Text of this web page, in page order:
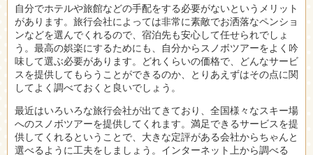
自分でホテルや旅館などの手配をする必要がないというメリット
があります。旅行会社によっては非常に素敵でお洒落なペンショ
ンなどを選んでくれるので、宿泊先も安心して任せられでしょ
う。最高の娯楽にするためにも、自分からスノボツアーをよく吟
味して選ぶ必要があります。どれくらいの価格で、どんなサービ
スを提供してもらうことができるのか、とりあえずはその点に関
してよく調べておくと良いでしょう。
最近はいろいろな旅行会社が出てきており、全国様々なスキー場
へのスノボツアーを提供してくれます。満足できるサービスを提
供してくれるということで、大きな定評がある会社からちゃんと
選べるように工夫をしましょう。インターネット上から調べる